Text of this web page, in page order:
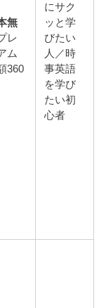
無
レ
ム
360
にサク
ッと学
びたい
人／時
事英語
を学び
たい初
心者